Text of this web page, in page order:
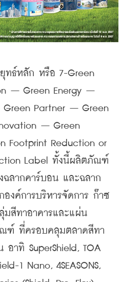
ทธ์หลัก หรือ 7-Green
– Green Energy –
Partner – Green
– Green
Footprint Reduction or
Label ทั้งนี้ผลิตภัณฑ์
ฉลากคาร์บอน และฉลาก
งค์การบริหารจัดการ ก๊าซ
มสีทาอาคารและแผ่น
ฑ์ ที่ครอบคลุมตลาดสีทา
าทิ SuperShield, TOA
1 Nano, 4SEASONS,